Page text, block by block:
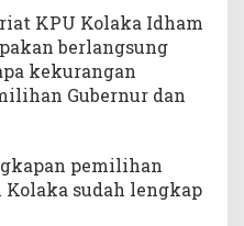
KPU Kolaka Idham
berlangsung
kekurangan
Gubernur dan
pemilihan
sudah lengkap